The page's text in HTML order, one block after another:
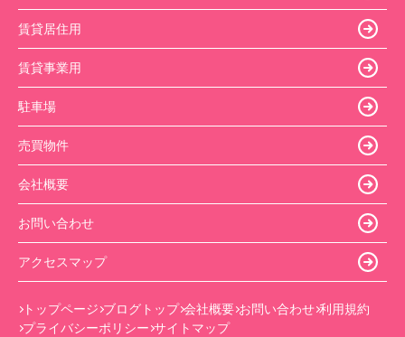
賃貸居住用
賃貸事業用
駐車場
売買物件
会社概要
お問い合わせ
アクセスマップ
トップページ ブログトップ 会社概要 お問い合わせ 利用規約
プライバシーポリシー サイトマップ